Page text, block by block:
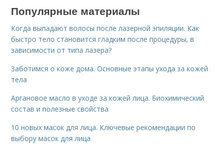
Популярные материалы
Когда выпадают волосы после лазерной эпиляции. Как
быстро тело становится гладким после процедуры, в
зависимости от типа лазера?
Заботимся о коже дома. Основные этапы ухода за кожей
тела
Аргановое масло в уходе за кожей лица. Биохимический
состав и полезные свойства
10 новых масок для лица. Ключевые рекомендации по
выбору масок для лица